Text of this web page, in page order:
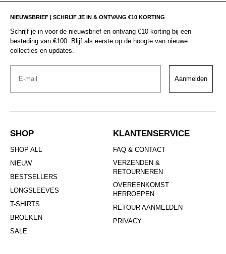
NIEUWSBRIEF | SCHRIJF JE IN & ONTVANG €10 KORTING
Schrijf je in voor de nieuwsbrief en ontvang €10 korting bij een
besteding van €100. Blijf als eerste op de hoogte van nieuwe
collecties en updates.
Email
Aanmelden
SHOP
SHOP ALL
NIEUW
BESTSELLERS
LONGSLEEVES
T-SHIRTS
BROEKEN
SALE
KLANTENSERVICE
FAQ & CONTACT
VERZENDEN &
RETOURNEREN
OVEREENKOMST
HERROEPEN
RETOUR AANMELDEN
PRIVACY